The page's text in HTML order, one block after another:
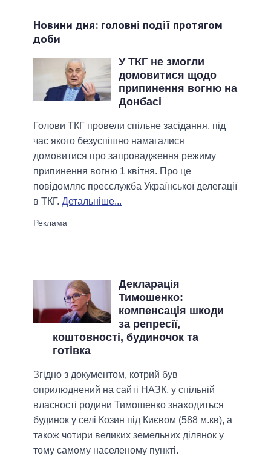
Новини дня: головні події протягом
доби
У ТКГ не змогли
домовитися щодо
припинення вогню на
Донбасі
Голови ТКГ провели спільне засідання, під
час якого безуспішно намагалися
домовитися про запровадження режиму
припинення вогню 1 квітня. Про це
повідомляє пресслужба Української делегації
в ТКГ. Детальніше...
Декларація
Тимошенко:
компенсація шкоди
за репресії,
коштовності, будиночок та
готівка
Згідно з документом, котрий був
оприлюднений на сайті НАЗК, у спільній
власності родини Тимошенко знаходиться
будинок у селі Козин під Києвом (588 м.кв), а
також чотири великих земельних ділянок у
тому самому населеному пункті.